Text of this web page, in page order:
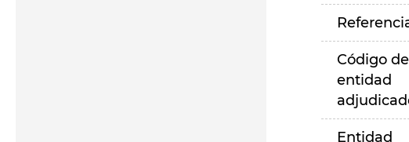
Código
entidad
Entidad